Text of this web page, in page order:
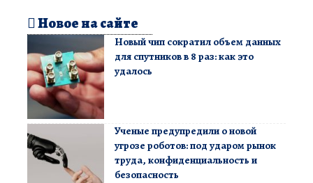
Новое на сайте
Новый чип сократил объем данных
для спутников в 8 раз: как это
удалось
Ученые предупредили о новой
угрозе роботов: под ударом рынок
труда, конфиденциальность и
безопасность